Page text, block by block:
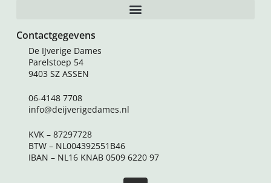
Contactgegevens
De IJverige Dames
Parelstoep 54
9403 SZ ASSEN
06-4148 7708
info@deijverigedames.nl
KVK – 87297728
BTW – NL004392551B46
IBAN – NL16 KNAB 0509 6220 97